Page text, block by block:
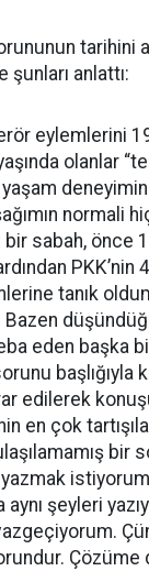
tarihini
şunları anlattı:
eylemlerini
olanlar
yaşam
normali
sabah, önce
PKK’nin
tanık
Bazen
eden başka
başlığıyla
edilerek
en çok
bir
aynı şeyleri
Çözüme